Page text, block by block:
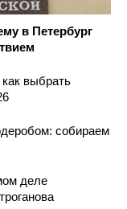
в Петербург
выбрать
собираем
деле